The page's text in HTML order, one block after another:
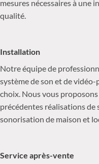
mesures nécessaires à une
qualité.
Installation
Notre équipe de
système de son et de
choix. Nous vous
précédentes réalisations de
sonorisation de maison et
Service après-vente